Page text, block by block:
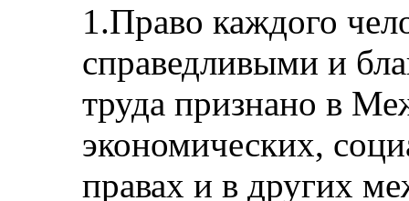
1.Право каждого
справедливыми и
труда признано в
экономических,
правах и в других